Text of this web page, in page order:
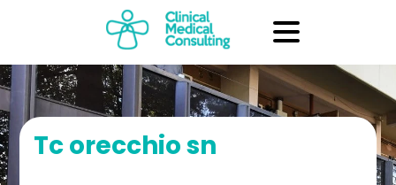
Tc orecchio sn